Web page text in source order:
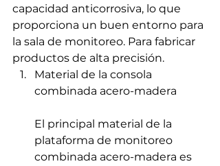
capacidad anticorrosiva, lo que
proporciona un buen entorno para
la sala de monitoreo. Para fabricar
productos de alta precisión.
Material de la consola
combinada acero-madera
El principal material de la
plataforma de monitoreo
combinada acero-madera es